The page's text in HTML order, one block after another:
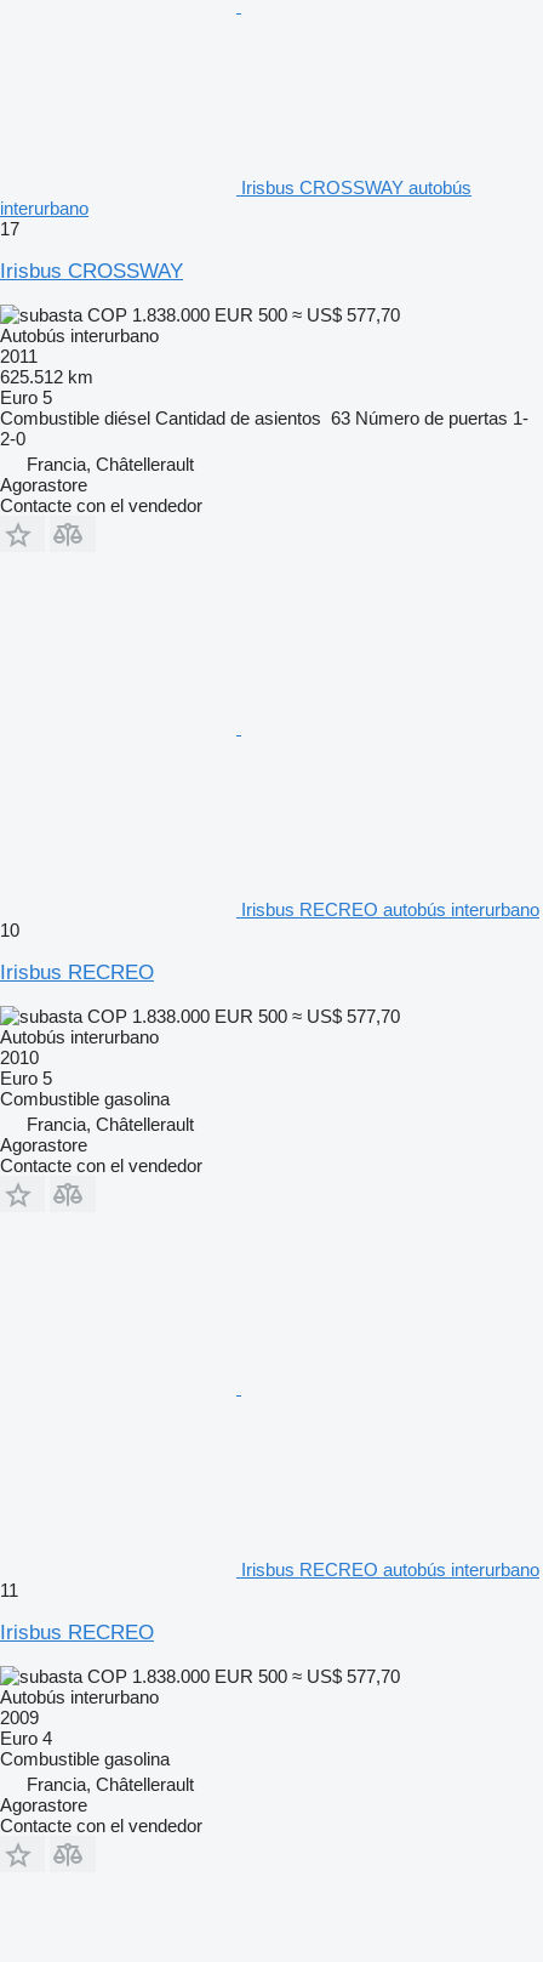
Irisbus CROSSWAY autobús
interurbano
17
Irisbus CROSSWAY
COP 1.838.000 EUR 500 ≈ US$ 577,70
Autobús interurbano
2011
625.512 km
Euro 5
Combustible diésel Cantidad de asientos 63 Número de puertas 1-
2-0
Francia, Châtellerault
Agorastore
Contacte con el vendedor
Irisbus RECREO autobús interurbano
10
Irisbus RECREO
COP 1.838.000 EUR 500 ≈ US$ 577,70
Autobús interurbano
2010
Euro 5
Combustible gasolina
Francia, Châtellerault
Agorastore
Contacte con el vendedor
Irisbus RECREO autobús interurbano
11
Irisbus RECREO
COP 1.838.000 EUR 500 ≈ US$ 577,70
Autobús interurbano
2009
Euro 4
Combustible gasolina
Francia, Châtellerault
Agorastore
Contacte con el vendedor